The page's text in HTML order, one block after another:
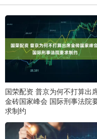
国荣配资 普京为何不打算出
金砖国家峰会 国际刑事法院
求制约